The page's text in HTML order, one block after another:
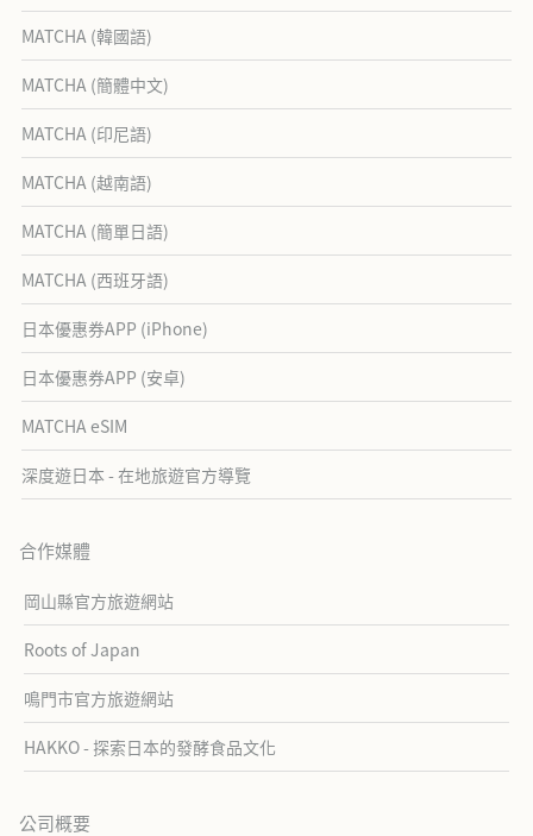
MATCHA (韓國語)
MATCHA (簡體中文)
MATCHA (印尼語)
MATCHA (越南語)
MATCHA (簡單日語)
MATCHA (西班牙語)
日本優惠券APP (iPhone)
日本優惠券APP (安卓)
MATCHA eSIM
深度遊日本 - 在地旅遊官方導覽
合作媒體
岡山縣官方旅遊網站
Roots of Japan
鳴門市官方旅遊網站
HAKKO - 探索日本的發酵食品文化
公司概要